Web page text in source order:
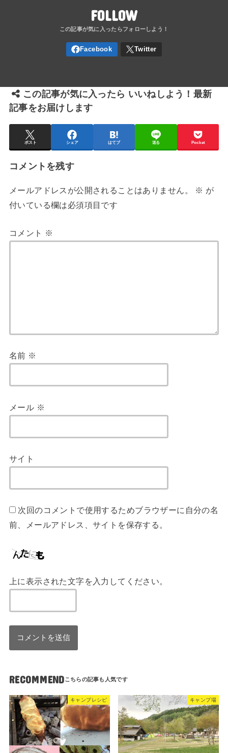
FOLLOW
この記事が気に入ったら いいねしよう！最新
記事をお届けします
ポスト シェア はてブ 送る Pocket
コメントを残す
メールアドレスが公開されることはありません。 ※ が
付いている欄は必須項目です
コメント ※
名前 ※
メール ※
サイト
次回のコメントで使用するためブラウザーに自分の名
前、メールアドレス、サイトを保存する。
上に表示された文字を入力してください。
RECOMMEND
キャンプレシピ キャンプ場